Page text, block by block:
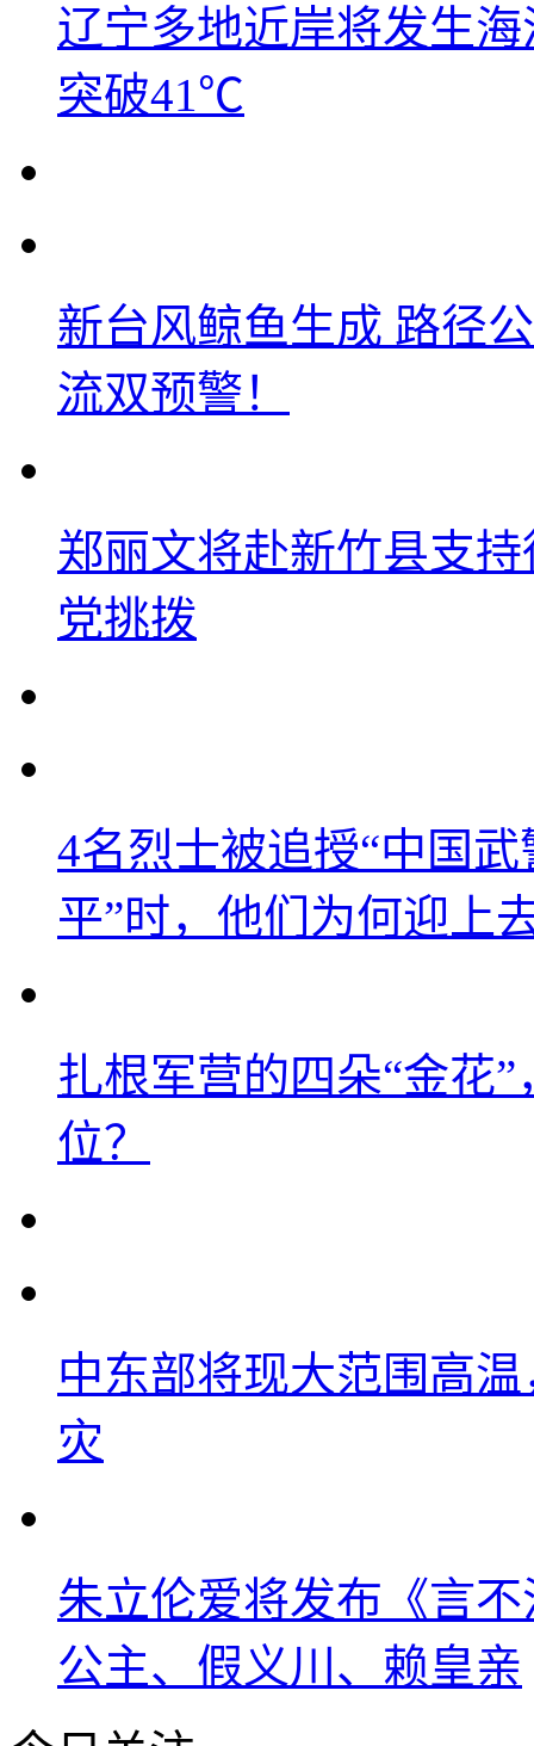
辽宁多地近岸将发生
突破41℃
新台风鲸鱼生成 路径
流双预警！
郑丽文将赴新竹县支
党挑拨
4名烈士被追授“中国
平”时，他们为何迎上
扎根军营的四朵“金花
位？
中东部将现大范围高
灾
朱立伦爱将发布《言
公主、假义川、赖皇亲